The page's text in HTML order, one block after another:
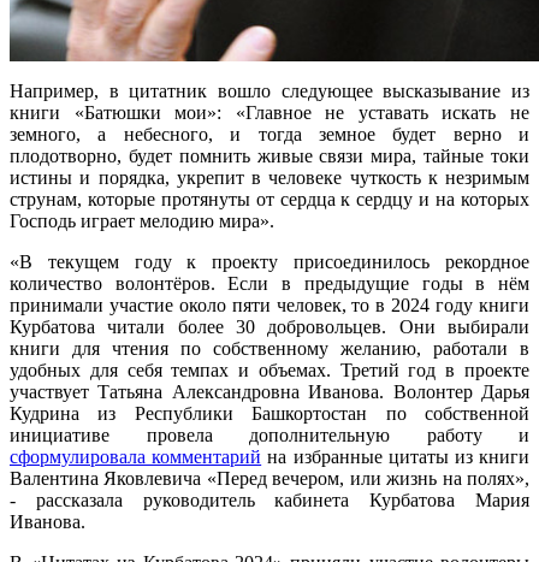
Например, в цитатник вошло следующее высказывание из
книги «Батюшки мои»: «Главное не уставать искать не
земного, а небесного, и тогда земное будет верно и
плодотворно, будет помнить живые связи мира, тайные токи
истины и порядка, укрепит в человеке чуткость к незримым
струнам, которые протянуты от сердца к сердцу и на которых
Господь играет мелодию мира».
«В текущем году к проекту присоединилось рекордное
количество волонтёров. Если в предыдущие годы в нём
принимали участие около пяти человек, то в 2024 году книги
Курбатова читали более 30 добровольцев. Они выбирали
книги для чтения по собственному желанию, работали в
удобных для себя темпах и объемах. Третий год в проекте
участвует Татьяна Александровна Иванова. Волонтер Дарья
Кудрина из Республики Башкортостан по собственной
инициативе провела дополнительную работу и
сформулировала комментарий на избранные цитаты из книги
Валентина Яковлевича «Перед вечером, или жизнь на полях»,
- рассказала руководитель кабинета Курбатова Мария
Иванова.